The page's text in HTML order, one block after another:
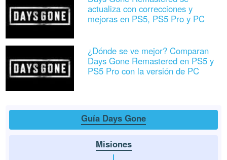
actualiza con correcciones y
mejoras en PS5, PS5 Pro y PC
¿Dónde se ve mejor? Comparan
Days Gone Remastered en PS5 y
PS5 Pro con la versión de PC
Guía Days Gone
Misiones